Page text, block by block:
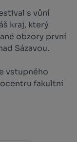
s vůní
kraj, který
obzory první
Sázavou.
vstupného
fakultní